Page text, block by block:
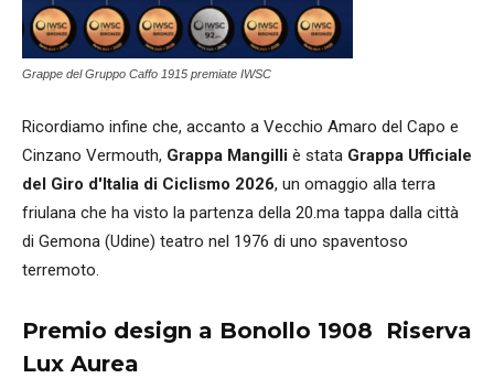
Grappe del Gruppo Caffo 1915 premiate IWSC
Ricordiamo infine che, accanto a Vecchio Amaro del Capo e
Cinzano Vermouth, Grappa Mangilli è stata Grappa Ufficiale
del Giro d'Italia di Ciclismo 2026, un omaggio alla terra
friulana che ha visto la partenza della 20.ma tappa dalla città
di Gemona (Udine) teatro nel 1976 di uno spaventoso
terremoto.
Premio design a Bonollo 1908 Riserva
Lux Aurea